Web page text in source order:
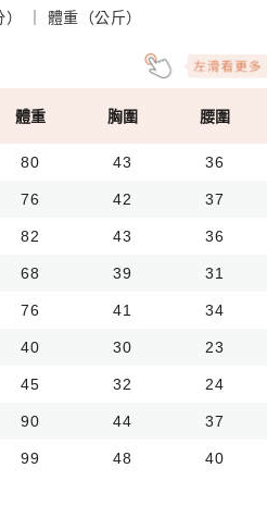
｜ 體重（公斤）
體重 胸圍 腰圍
80 43 36
76 42 37
82 43 36
68 39 31
76 41 34
40 30 23
45 32 24
90 44 37
99 48 40